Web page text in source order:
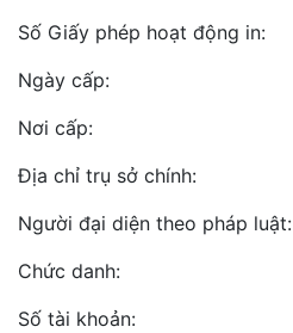
Số Giấy phép hoạt động in:
Ngày cấp:
Nơi cấp:
Địa chỉ trụ sở chính:
Người đại diện theo pháp luật:
Chức danh:
Số tài khoản: